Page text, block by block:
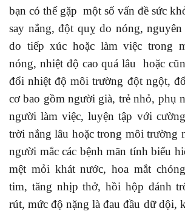
bạn có thể gặp một số vấn đề sức
say nắng, đột quỵ do nóng,
do tiếp xúc hoặc làm việc trong
nóng, nhiệt độ cao quá lâu hoặc
đổi nhiệt độ môi trường đột ngột,
cơ bao gồm người già, trẻ nhỏ, phụ
người làm việc, luyện tập với
trời nắng lâu hoặc trong môi trường
người mắc các bệnh mãn tính biểu
mệt mỏi khát nước, hoa mắt
tim, tăng nhịp thở, hồi hộp đánh
rút, mức độ nặng là đau đầu dữ dội,